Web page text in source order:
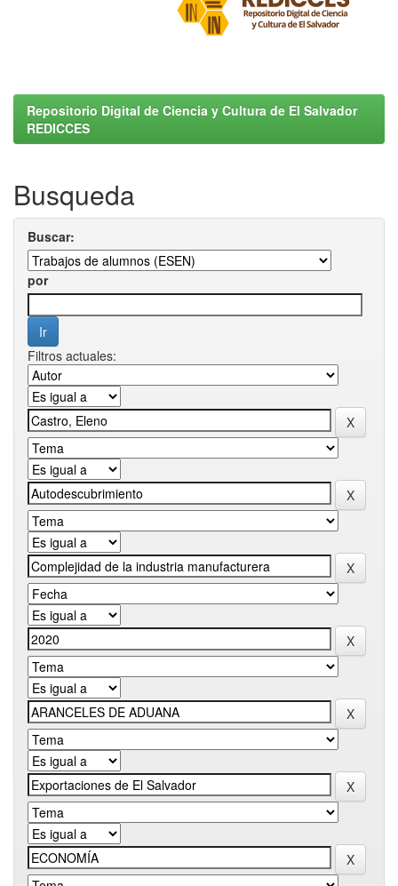
Repositorio Digital de Ciencia y Cultura de El Salvador
REDICCES
Busqueda
Buscar:
por
Filtros actuales: